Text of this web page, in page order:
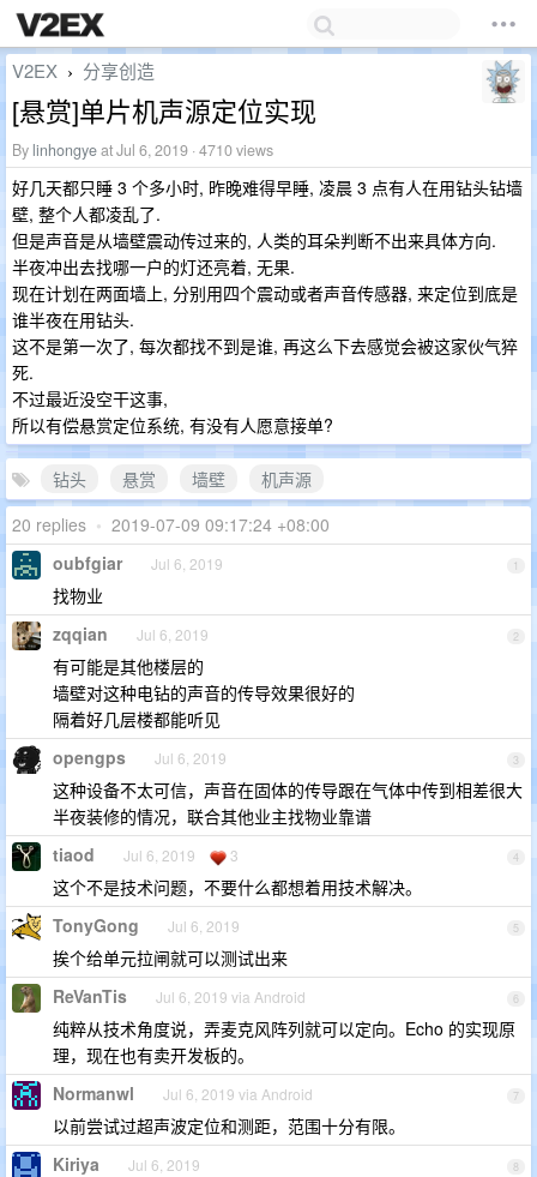
V2EX › 分享创造
[悬赏]单片机声源定位实现
By linhongyeat Jul 6, 2019 · 4710 views
好几天都只睡 3 个多小时, 昨晚难得早睡, 凌晨 3 点有人在用钻头钻墙
壁, 整个人都凌乱了.
但是声音是从墙壁震动传过来的, 人类的耳朵判断不出来具体方向.
半夜冲出去找哪一户的灯还亮着, 无果.
现在计划在两面墙上, 分别用四个震动或者声音传感器, 来定位到底是
谁半夜在用钻头.
这不是第一次了, 每次都找不到是谁, 再这么下去感觉会被这家伙气猝
死.
不过最近没空干这事,
所以有偿悬赏定位系统, 有没有人愿意接单?
钻头 悬赏 墙壁
机声源
20 replies • 2019-07-09 09:17:24 +08:00
1
oubfgiar Jul 6, 2019
找物业
2
zqqian Jul 6, 2019
有可能是其他楼层的
墙壁对这种电钻的声音的传导效果很好的
隔着好几层楼都能听见
3
opengps Jul 6, 2019
这种设备不太可信，声音在固体的传导跟在气体中传到相差很大
半夜装修的情况，联合其他业主找物业靠谱
4
tiaod Jul 6, 2019 3
这个不是技术问题，不要什么都想着用技术解决。
5
TonyGong Jul 6, 2019
挨个给单元拉闸就可以测试出来
6
ReVanTis Jul 6, 2019 via Android
纯粹从技术角度说，弄麦克风阵列就可以定向。Echo 的实现原
理，现在也有卖开发板的。
7
Normanwl Jul 6, 2019 via Android
以前尝试过超声波定位和测距，范围十分有限。
8
Kiriya Jul 6, 2019